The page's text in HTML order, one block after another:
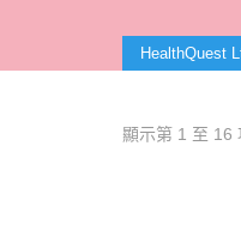
HealthQuest
顯示第 1 至 16